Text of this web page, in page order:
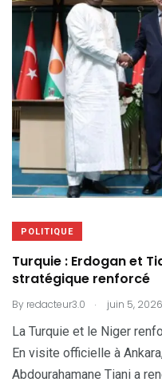
POLITIQUE
Turquie : Erdogan et
stratégique renforcé
By redacteur3.0 . juin 5, 2026
La Turquie et le Niger
En visite officielle à
Abdourahamane Tiani a